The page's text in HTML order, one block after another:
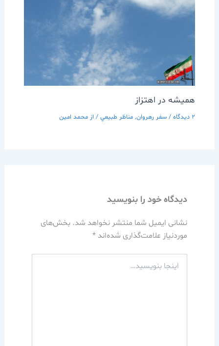
هميشه در اهتزاز
2 دیدگاه / سفر رهروان, مناظر طبيعي/ از محمد امین
دیدگاه‌ خود را بنویسید
نشانی ایمیل شما منتشر نخواهد شد. بخش‌های
موردنیاز علامت‌گذاری شده‌اند *
بنویسید…